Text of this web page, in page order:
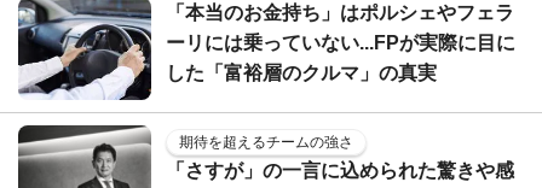
「本当のお金持ち」はポルシェやフェラ
ーリには乗っていない...FPが実際に目に
した「富裕層のクルマ」の真実
期待を超えるチームの強さ
「さすが」の一言に込められた驚きや感